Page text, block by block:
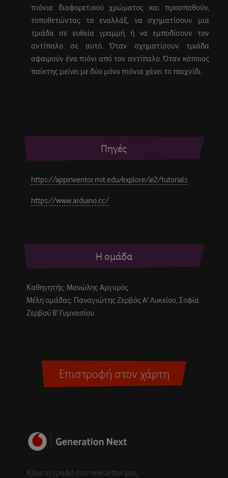
πιόνια διαφορετικού χρώματος και προσπαθούν,
τοποθετώντας τα εναλλάξ, να σχηματίσουν μια
τριάδα σε ευθεία γραμμή ή να εμποδίσουν τον
αντίπαλο σε αυτό. Όταν σχηματίσουν τριάδα
αφαιρούν ένα πιόνι από τον αντίπαλο. Όταν κάποιος
παίκτης μείνει με δύο μόνο πιόνια χάνει το παιχνίδι.
Πηγές
https://appinventor.mit.edu/explore/ai2/tutorials
https://www.arduino.cc/
Η ομάδα
Καθηγητής: Μανώλης Αργυρός
Μέλη ομάδας: Παναγιώτης Ζερβός Α' Λυκείου, Σοφία
Ζερβού Β' Γυμνασίου
Επιστροφή στον χάρτη
Κάνε εγγραφή στο newsletter μας